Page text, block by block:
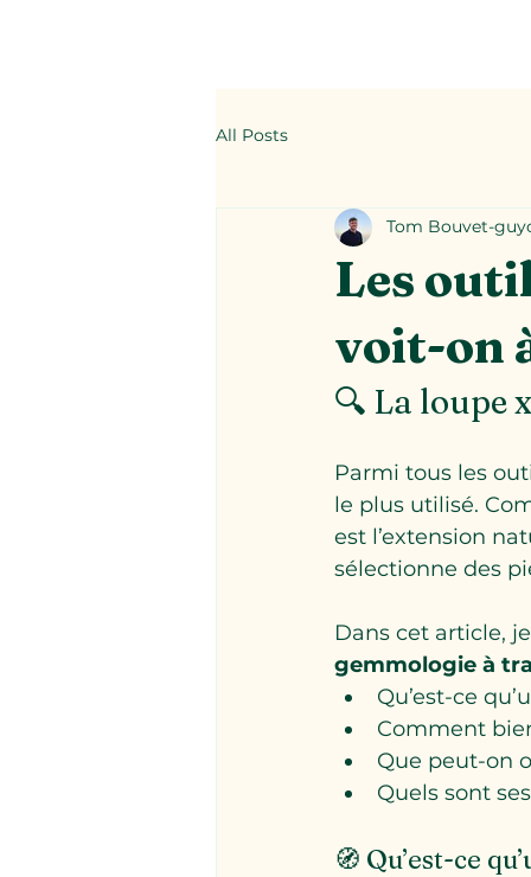
All Posts
Les
voit-on
Tom Bouvet-
🔍 La loupe
Parmi tous les
le plus utilisé.
est l’extension
sélectionne des
Dans cet article,
gemmologie à
Qu’est-ce
Comment
Que peut-on
Quels sont
🧭 Qu’est-ce